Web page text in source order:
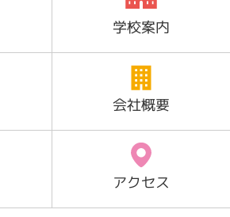
学校案内
会社概要
アクセス